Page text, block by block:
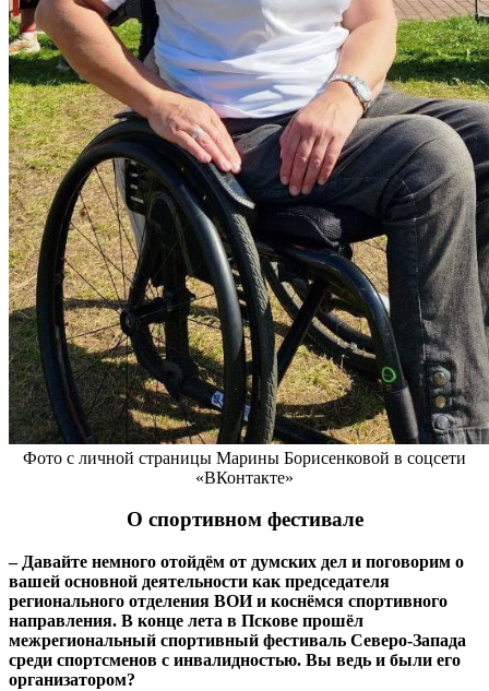
Фото с личной страницы Марины Борисенковой в соцсети
«ВКонтакте»
О спортивном фестивале
– Давайте немного отойдём от думских дел и поговорим о
вашей основной деятельности как председателя
регионального отделения ВОИ и коснёмся спортивного
направления. В конце лета в Пскове прошёл
межрегиональный спортивный фестиваль Северо-Запада
среди спортсменов с инвалидностью. Вы ведь и были его
организатором?